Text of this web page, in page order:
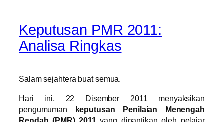
Keputusan PMR 2011:
Analisa Ringkas
Salam sejahtera buat semua.
Hari ini, 22 Disember 2011 menyaksikan
pengumuman keputusan Penilaian Menengah
Rendah (PMR) 2011yang dinantikan oleh pelajar